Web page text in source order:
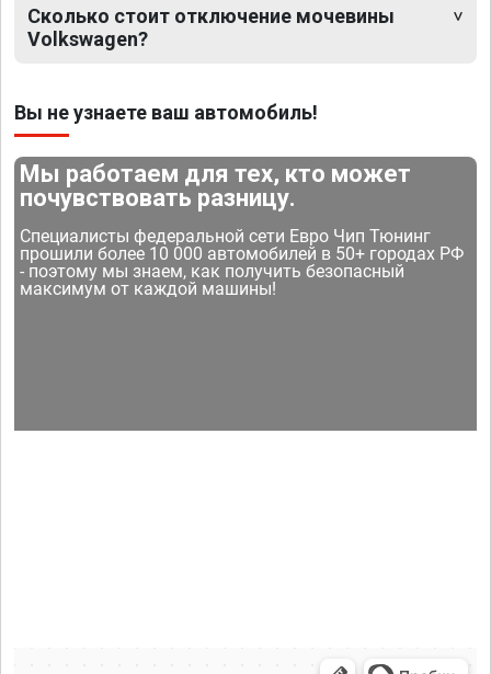
Сколько стоит отключение мочевины
Volkswagen?
Вы не узнаете ваш автомобиль!
Мы работаем для тех, кто может
почувствовать разницу.
Специалисты федеральной сети Евро Чип Тюнинг
прошили более 10 000 автомобилей в 50+ городах РФ
- поэтому мы знаем, как получить безопасный
максимум от каждой машины!